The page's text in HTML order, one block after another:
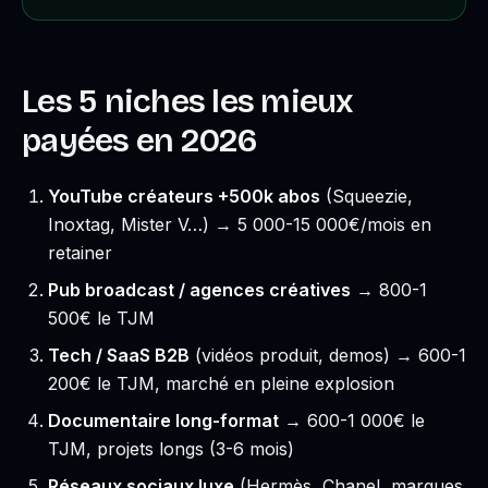
Les 5 niches les mieux
payées en 2026
YouTube créateurs +500k abos (Squeezie,
Inoxtag, Mister V…) → 5 000-15 000€/mois en
retainer
Pub broadcast / agences créatives → 800-1
500€ le TJM
Tech / SaaS B2B (vidéos produit, demos) → 600-1
200€ le TJM, marché en pleine explosion
Documentaire long-format → 600-1 000€ le
TJM, projets longs (3-6 mois)